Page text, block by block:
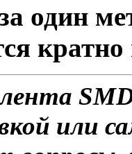
один
кратно
или